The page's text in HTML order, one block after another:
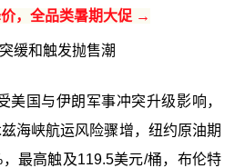
，全品类暑期大促 →
缓和触发抛售潮
美国与伊朗军事冲突升级影响，
海峡航运风险骤增，纽约原油期
最高触及119.5美元/桶，布伦特